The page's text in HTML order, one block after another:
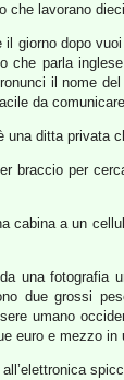
che lavorano
il giorno dopo
che parla
il nome
da
una ditta privata
braccio per
cabina a un
una
due grossi
umano
euro e mezzo in